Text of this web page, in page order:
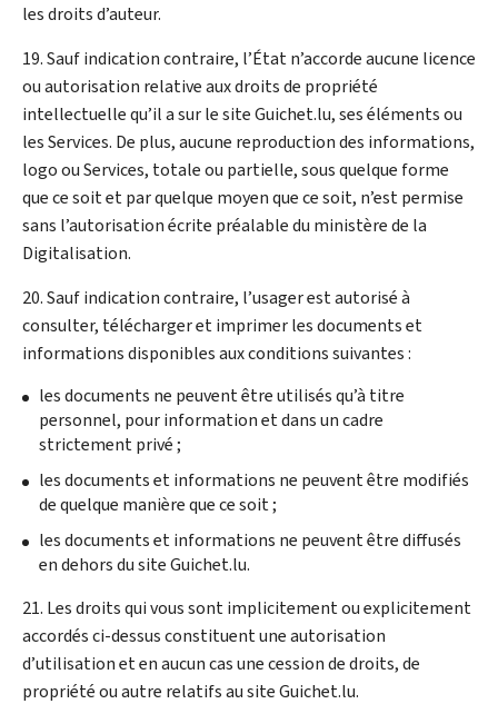
les droits d’auteur.
19. Sauf indication contraire, l’État n’accorde aucune licence
ou autorisation relative aux droits de propriété
intellectuelle qu’il a sur le site Guichet.lu, ses éléments ou
les Services. De plus, aucune reproduction des informations,
logo ou Services, totale ou partielle, sous quelque forme
que ce soit et par quelque moyen que ce soit, n’est permise
sans l’autorisation écrite préalable du ministère de la
Digitalisation.
20. Sauf indication contraire, l’usager est autorisé à
consulter, télécharger et imprimer les documents et
informations disponibles aux conditions suivantes :
les documents ne peuvent être utilisés qu’à titre
personnel, pour information et dans un cadre
strictement privé ;
les documents et informations ne peuvent être modifiés
de quelque manière que ce soit ;
les documents et informations ne peuvent être diffusés
en dehors du site Guichet.lu.
21. Les droits qui vous sont implicitement ou explicitement
accordés ci-dessus constituent une autorisation
d’utilisation et en aucun cas une cession de droits, de
propriété ou autre relatifs au site Guichet.lu.